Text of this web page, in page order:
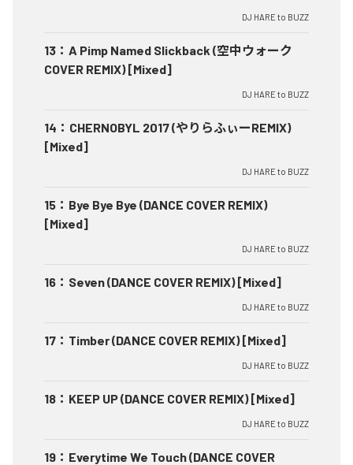
DJ HARE to BUZZ
13 ： A Pimp Named Slickback (空中ウォーク
COVER REMIX) [Mixed]
DJ HARE to BUZZ
14 ： CHERNOBYL 2017 (やりらふぃーREMIX)
[Mixed]
DJ HARE to BUZZ
15 ： Bye Bye Bye (DANCE COVER REMIX)
[Mixed]
DJ HARE to BUZZ
16 ： Seven (DANCE COVER REMIX) [Mixed]
DJ HARE to BUZZ
17 ： Timber (DANCE COVER REMIX) [Mixed]
DJ HARE to BUZZ
18 ： KEEP UP (DANCE COVER REMIX) [Mixed]
DJ HARE to BUZZ
19 ： Everytime We Touch (DANCE COVER